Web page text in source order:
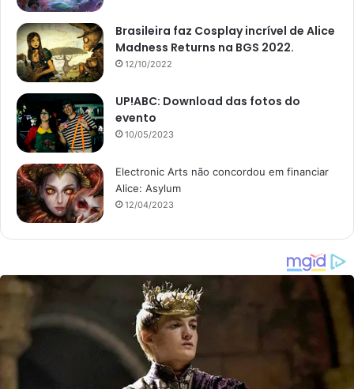
Brasileira faz Cosplay incrível de Alice
Madness Returns na BGS 2022.
12/10/2022
UP!ABC: Download das fotos do
evento
10/05/2023
Electronic Arts não concordou em financiar
Alice: Asylum
12/04/2023